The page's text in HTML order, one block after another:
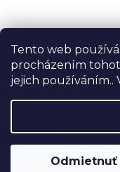
Tento web
procházením
jejich používáním..
Odmietnuť